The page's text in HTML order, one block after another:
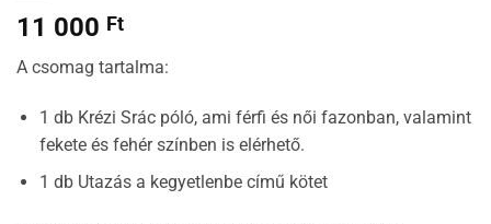
11 000 Ft
A csomag tartalma:
1 db Krézi Srác póló, ami férfi és női fazonban, valamint
fekete és fehér színben is elérhető.
1 db Utazás a kegyetlenbe című kötet